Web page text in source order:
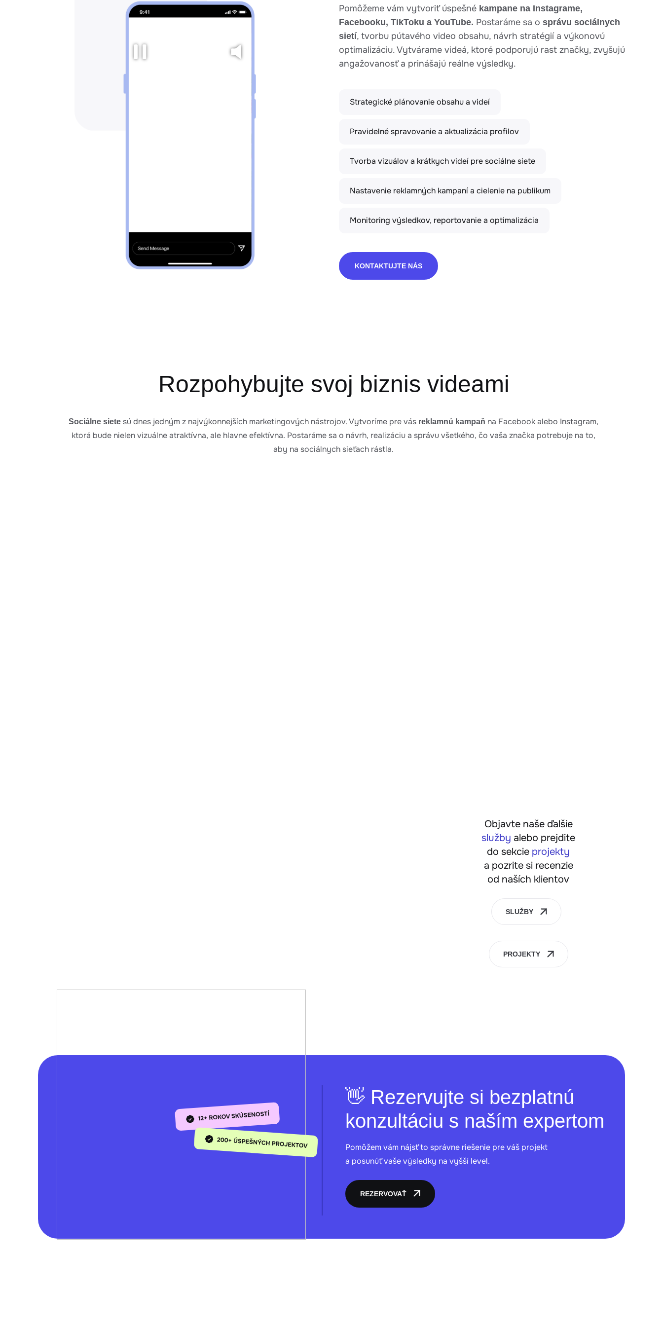
Pomôžeme vám vytvoriť úspešné kampane na Instagrame,
Facebooku, TikToku a YouTube. Postaráme sa o správu sociálnych
sietí, tvorbu pútavého video obsahu, návrh stratégií a výkonovú
optimalizáciu. Vytvárame videá, ktoré podporujú rast značky, zvyšujú
angažovanosť a prinášajú reálne výsledky.
Strategické plánovanie obsahu a videí
Pravidelné spravovanie a aktualizácia profilov
Tvorba vizuálov a krátkych videí pre sociálne siete
Nastavenie reklamných kampaní a cielenie na publikum
Monitoring výsledkov, reportovanie a optimalizácia
KONTAKTUJTE NÁS
Play/Pause videoTurn on sound
Play/Pause videoTurn on sound
Play/Pause videoTurn on sound
Play/Pause
Rozpohybujte svoj biznis videami
Sociálne siete sú dnes jedným z najvýkonnejších marketingových nástrojov. Vytvoríme pre vás reklamnú kampaň na Facebook alebo Instagram,
ktorá bude nielen vizuálne atraktívna, ale hlavne efektívna. Postaráme sa o návrh, realizáciu a správu všetkého, čo vaša značka potrebuje na to,
aby na sociálnych sieťach rástla.
Objavte naše ďalšie
služby alebo prejdite
do sekcie projekty
a pozrite si recenzie
od naších klientov
SLUŽBY
PROJEKTY
👋 Rezervujte si bezplatnú
konzultáciu s naším expertom
Pomôžem vám nájsť to správne riešenie pre váš projekt
a posunúť vaše výsledky na vyšší level.
REZERVOVAŤ